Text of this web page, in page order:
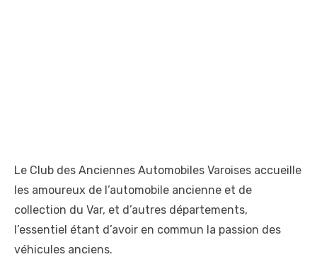
Le Club des Anciennes Automobiles Varoises accueille
les amoureux de l’automobile ancienne et de
collection du Var, et d’autres départements,
l’essentiel étant d’avoir en commun la passion des
véhicules anciens.